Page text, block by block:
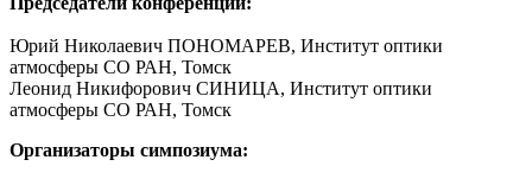
Юрий Николаевич ПОНОМАРЕВ, Институт оптики
атмосферы СО РАН, Томск
Леонид Никифорович СИНИЦА, Институт оптики
атмосферы СО РАН, Томск
Организаторы симпозиума: